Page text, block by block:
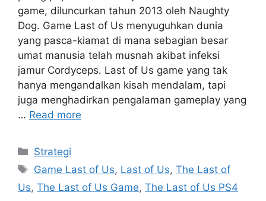
game, diluncurkan tahun 2013 oleh Naughty
Dog. Game Last of Us menyuguhkan dunia
yang pasca-kiamat di mana sebagian besar
umat manusia telah musnah akibat infeksi
jamur Cordyceps. Last of Us game yang tak
hanya mengandalkan kisah mendalam, tapi
juga menghadirkan pengalaman gameplay yang
… Read more
Categories
Strategi
Tags
Game Last of Us, Last of Us,The Last of
Us, The Last of Us Game, The Last of Us PS4